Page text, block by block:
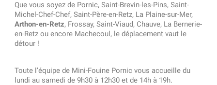
Que vous soyez de Pornic, Saint-Brevin-les-Pins, Saint-
Michel-Chef-Chef, Saint-Père-en-Retz, La Plaine-sur-Mer,
Arthon-en-Retz, Frossay, Saint-Viaud, Chauve, La Bernerie-
en-Retz ou encore Machecoul, le déplacement vaut le
détour !
Toute l’équipe de Mini-Fouine Pornic vous accueille du
lundi au samedi de 9h30 à 12h30 et de 14h à 19h.